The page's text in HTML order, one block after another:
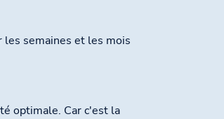
les semaines et les mois
optimale. Car c'est la